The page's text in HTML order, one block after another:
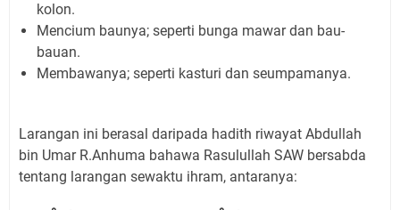
kolon.
Mencium baunya; seperti bunga mawar dan bau-
bauan.
Membawanya; seperti kasturi dan seumpamanya.
Larangan ini berasal daripada hadith riwayat Abdullah
bin Umar R.Anhuma bahawa Rasulullah SAW bersabda
tentang larangan sewaktu ihram, antaranya: